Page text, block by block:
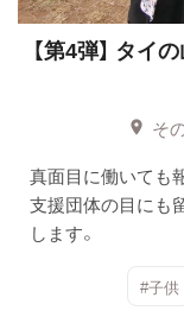
【第4弾】 タイ
そ
真面目に働いても
支援団体の目にも
します。
#子供